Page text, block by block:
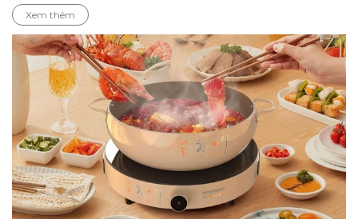
Xem thêm